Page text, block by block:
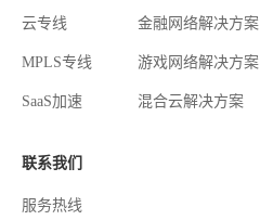
云专线
MPLS专线
SaaS加速
金融网络解决方案
游戏网络解决方案
混合云解决方案
联系我们
服务热线